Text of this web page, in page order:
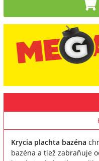
Krycia plachta bazéna
bazéna a tiež zabraňuje